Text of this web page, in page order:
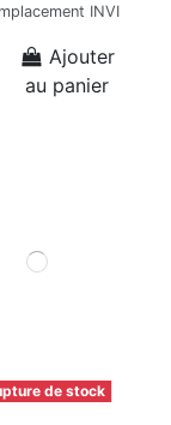
INVI
Ajouter
au panier
de stock